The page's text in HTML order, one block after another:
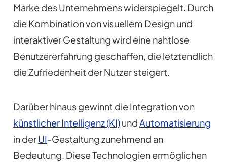
Marke des Unternehmens widerspiegelt. Durch
die Kombination von visuellem Design und
interaktiver Gestaltung wird eine nahtlose
Benutzererfahrung geschaffen, die letztendlich
die Zufriedenheit der Nutzer steigert.
Darüber hinaus gewinnt die Integration von
künstlicher Intelligenz (KI)undAutomatisierung
in derUI-Gestaltung zunehmend an
Bedeutung. Diese Technologien ermöglichen